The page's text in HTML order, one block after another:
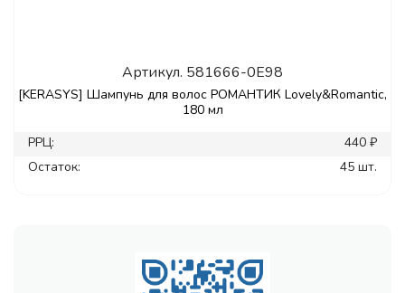
Артикул. 581666-0E98
[KERASYS] Шампунь для волос РОМАНТИК Lovely&Romantic,
180 мл
РРЦ:
440 ₽
Остаток:
45 шт.